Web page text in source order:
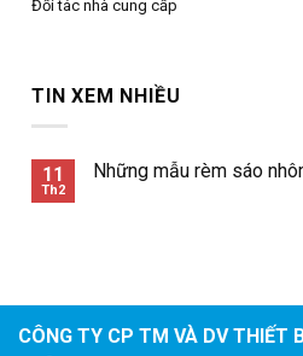
Đối tác nhà cung cấp
TIN XEM NHIỀU
11
Th2
Những mẫu rèm sáo
CÔNG TY CP TM VÀ DV THIẾT